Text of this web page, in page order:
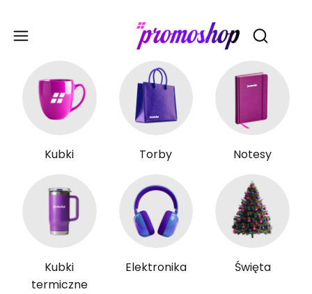
Otwórz
Kubki Torby Notesy
Kubki
termiczne
Elektronika Święta